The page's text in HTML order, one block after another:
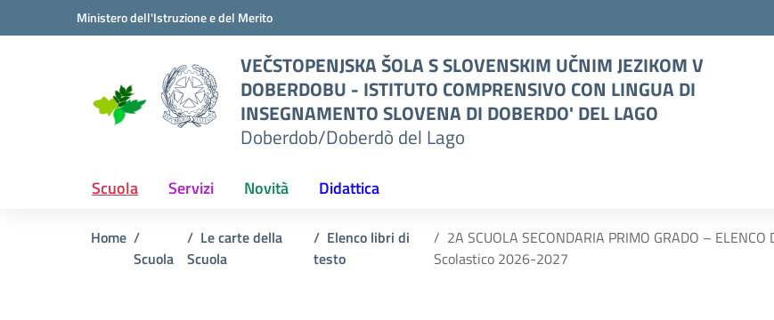
Vai ai contenuti
Vai al menu di navigazioneMinistero dell'Istruzione e del Merito
VEČSTOPENJSKA ŠOLA S SLOVENSKIM UČNIM JEZIKOM V
DOBERDOBU - ISTITUTO COMPRENSIVO CON LINGUA DI
INSEGNAMENTO SLOVENA DI DOBERDO' DEL LAGO
Doberdob/Doberdò del Lago
Scuola Servizi Novità Didattica
Home
Scuola
Le carte della
Scuola
Elenco libri di
testo
2A SCUOLA SECONDARIA PRIMO GRADO –
Scolastico 2026-2027